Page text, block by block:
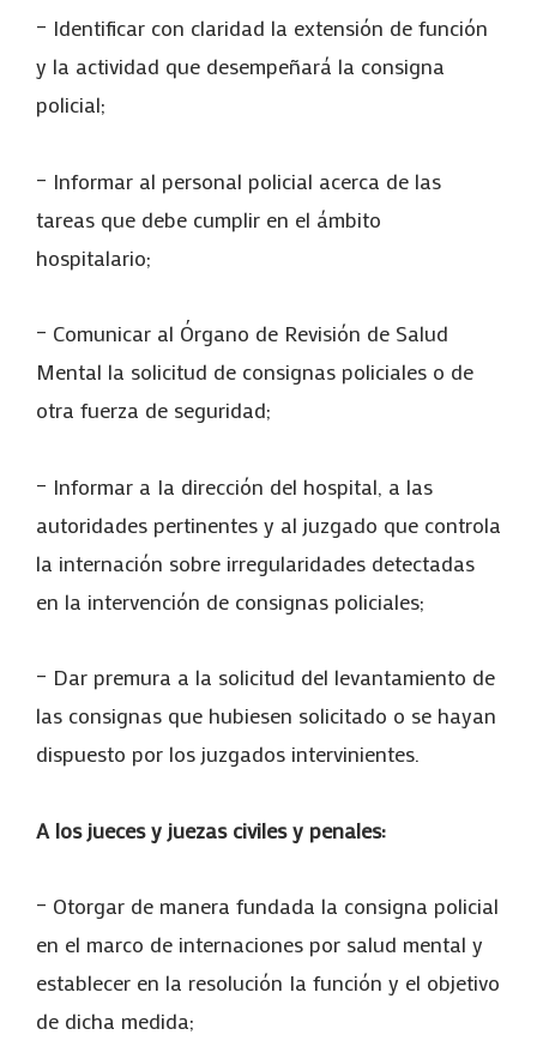
– Identificar con claridad la extensión de función
y la actividad que desempeñará la consigna
policial;
– Informar al personal policial acerca de las
tareas que debe cumplir en el ámbito
hospitalario;
– Comunicar al Órgano de Revisión de Salud
Mental la solicitud de consignas policiales o de
otra fuerza de seguridad;
– Informar a Ia dirección del hospital, a las
autoridades pertinentes y al juzgado que controla
la internación sobre irregularidades detectadas
en la intervención de consignas policiales;
– Dar premura a la solicitud del levantamiento de
las consignas que hubiesen solicitado o se hayan
dispuesto por los juzgados intervinientes.
A los jueces y juezas civiles y penales:
– Otorgar de manera fundada la consigna policial
en el marco de internaciones por salud mental y
establecer en la resolución Ia función y el objetivo
de dicha medida;